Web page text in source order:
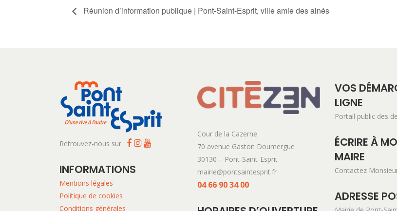
Réunion d’information publique | Pont-Saint-Esprit, ville amie des ainés
Retrouvez-nous sur :
INFORMATIONS
Mentions légales
Politique de cookies
Conditions générales
Cour de la Cazerne
70 avenue Gaston Doumergue
30130 – Pont-Saint-Esprit
mairie@pontsaintesprit.fr
04 66 90 34 00
VOS
LIGNE
Portail public des
ÉCRIRE À
MAIRE
Contactez
ADRESSE